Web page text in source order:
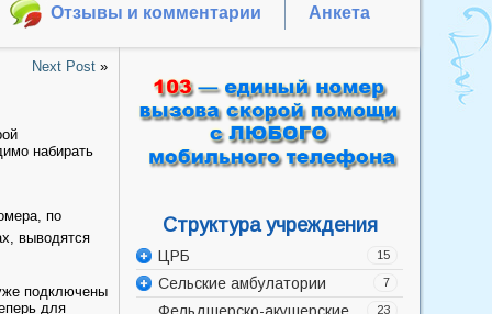
Отзывы и комментарии Анкета
Next Post »
набирать
по
выводятся
подключены
для
Структура учреждения
15
ЦРБ
Администрация
7
Сельские амбулатории
23